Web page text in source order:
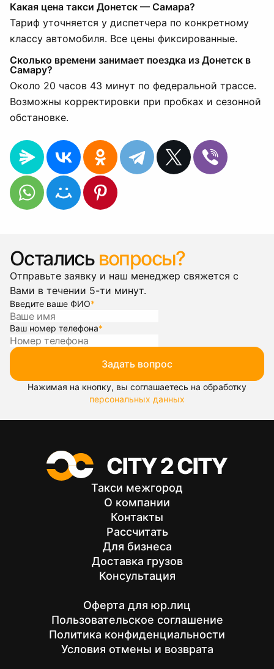
Какая цена такси Донетск — Самара?
Тариф уточняется у диспетчера по конкретному
классу автомобиля. Все цены фиксированные.
Сколько времени занимает поездка из Донетск в
Самару?
Около 20 часов 43 минут по федеральной трассе.
Возможны корректировки при пробках и сезонной
обстановке.
Остались вопросы?
Отправьте заявку и наш менеджер свяжется с
Вами в течении 5-ти минут.
Введите ваше ФИО*
Ваш номер телефона*
Задать вопрос
Нажимая на кнопку, вы соглашаетесь на обработку
персональных данных
Такси межгород
О компании
Контакты
Рассчитать
Для бизнеса
Доставка грузов
Консультация
Оферта для юр.лиц
Пользовательское соглашение
Политика конфиденциальности
Условия отмены и возврата